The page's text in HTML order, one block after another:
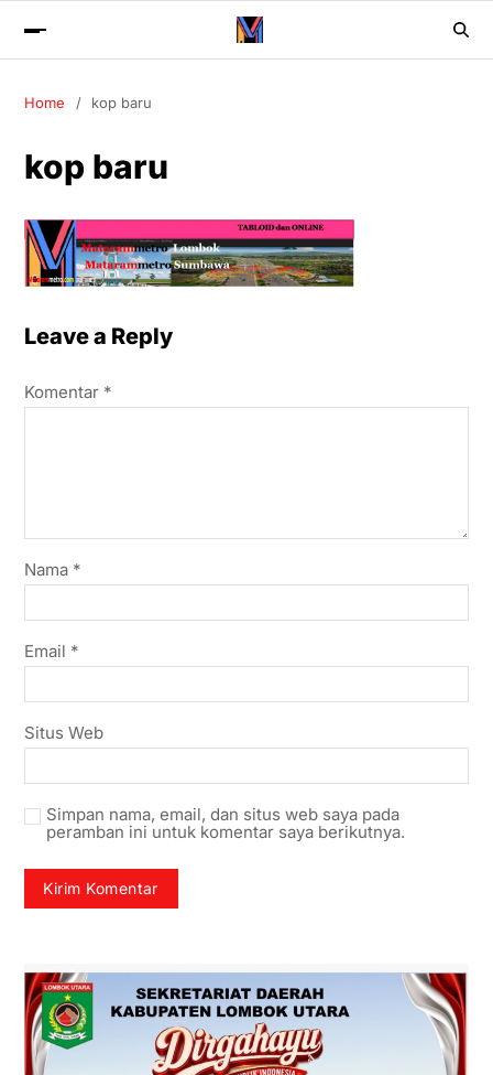
Home kop baru
kop baru
Leave a Reply
Komentar *
Nama *
Email *
Situs Web
Simpan nama, email, dan situs web saya pada
peramban ini untuk komentar saya berikutnya.